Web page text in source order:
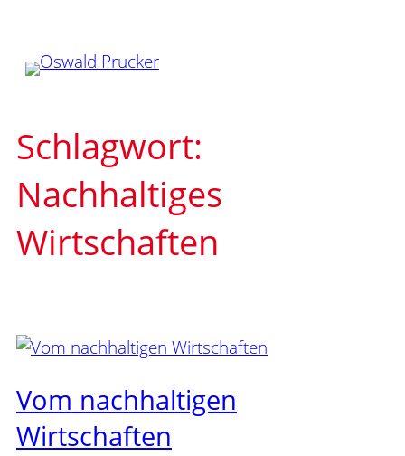
springen
Schlagwort:
Nachhaltiges
Wirtschaften
Vom nachhaltigen
Wirtschaften